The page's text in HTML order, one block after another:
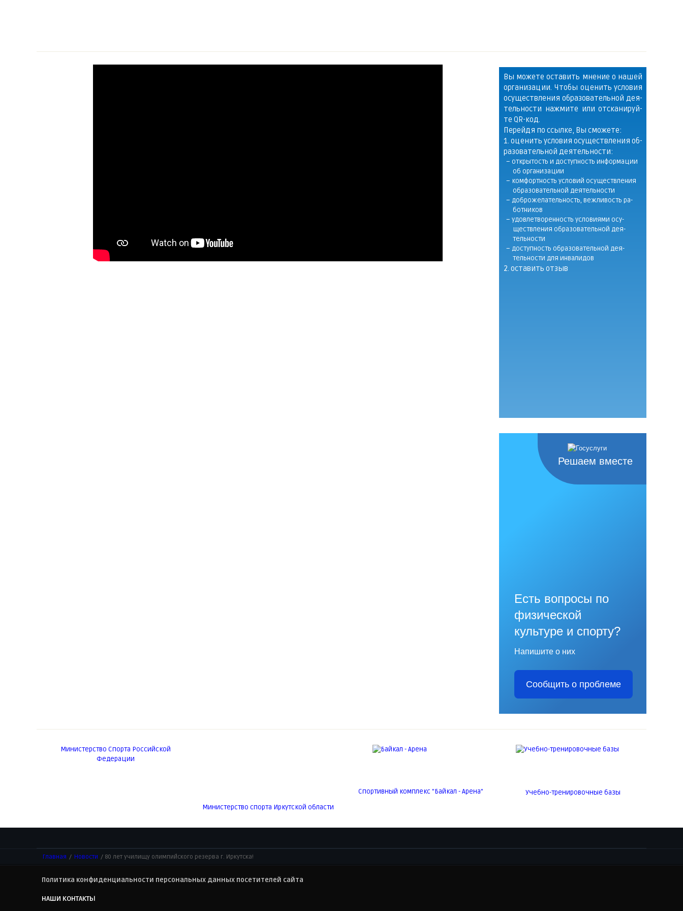
Вы мо­же­те оста­вить мне­ние о на­шей
ор­га­ни­за­ции. Что­бы оце­нить усло­вия
осу­щест­вле­ния об­ра­зо­ва­тель­ной де­я­
тель­нос­ти на­жми­те или от­ска­ни­руй­
те QR-код.
Пе­рей­дя по ссыл­ке, Вы смо­же­те:
1. оце­нить усло­вия осу­щест­вле­ния об­
ра­зо­ва­тель­ной де­я­тель­нос­ти:
– от­кры­тость и до­ступ­ность ин­фор­ма­ции
об ор­га­ни­за­ции
– ком­форт­ность усло­вий осу­щест­вле­ния
об­ра­зо­ва­тель­ной де­я­тель­нос­ти
– до­бро­же­ла­тель­ность, веж­ли­вость ра­
бот­ни­ков
– удов­летво­рен­ность усло­ви­я­ми осу­
щест­вле­ния об­ра­зо­ва­тель­ной де­я­
тель­нос­ти
– до­ступ­ность об­ра­зо­ва­тель­ной де­я­
тель­нос­ти для ин­ва­ли­дов
2. оста­вить от­зыв
Решаем вместе
Есть вопросы по
физической
культуре и спорту?
Напишите о них
Сообщить о проблеме
Министерство Спорта Российской
Федерации
Министерство спорта Иркутской области
Спортивный комплекс "Байкал - Арена" Учебно-тренировочные базы
Главная / Новости / 80 лет училищу олимпийского резерва г. Иркутска!
Политика конфиденциальности персональных данных посетителей сайта
НАШИ КОНТАКТЫ